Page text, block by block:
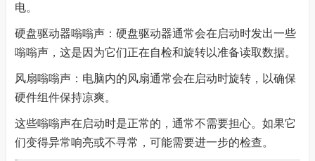
电。
硬盘驱动器嗡嗡声：硬盘驱动器通常会在启动时发出一些
嗡嗡声，这是因为它们正在自检和旋转以准备读取数据。
风扇嗡嗡声：电脑内的风扇通常会在启动时旋转，以确保
硬件组件保持凉爽。
这些嗡嗡声在启动时是正常的，通常不需要担心。如果它
们变得异常响亮或不寻常，可能需要进一步的检查。